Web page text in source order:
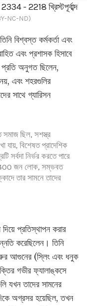
- 2218 খ্রিস্টপূর্বাব্দ
NC-ND)
বিশ্বস্ত কর্মকর্তা এবং
এবং প্রশাসক হিসাবে
প্রতি অনুগত ছিলেন,
এবং শহরগুলির
সাথে গ্যারিসন
ছিল, সশস্ত্র
যায়, বিশেষত প্রাদেশিক
সর্বদা নির্ভর করতে পারে
জন লোক, সম্ভবত
তার সামনে তাদের
দিয়ে প্রতিস্থাপন করার
করেছিলেন। তিনি
আগুনের (স্লিং এবং ধনুক
গভীর ফ্যালাঙ্কসে
যখন তাদের সামনের
অগ্রসর হয়েছিল, তখন